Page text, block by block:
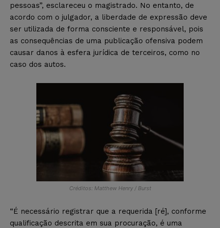
pessoas”, esclareceu o magistrado. No entanto, de
acordo com o julgador, a liberdade de expressão deve
ser utilizada de forma consciente e responsável, pois
as consequências de uma publicação ofensiva podem
causar danos à esfera jurídica de terceiros, como no
caso dos autos.
Créditos: Matthew Henry / Burst
“É necessário registrar que a requerida [ré], conforme
qualificação descrita em sua procuração, é uma